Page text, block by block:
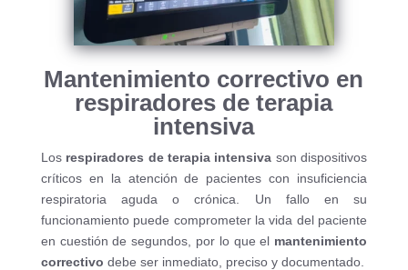
Mantenimiento correctivo en
respiradores de terapia
intensiva
Los respiradores de terapia intensiva son dispositivos
críticos en la atención de pacientes con insuficiencia
respiratoria aguda o crónica. Un fallo en su
funcionamiento puede comprometer la vida del paciente
en cuestión de segundos, por lo que el mantenimiento
correctivo debe ser inmediato, preciso y documentado.